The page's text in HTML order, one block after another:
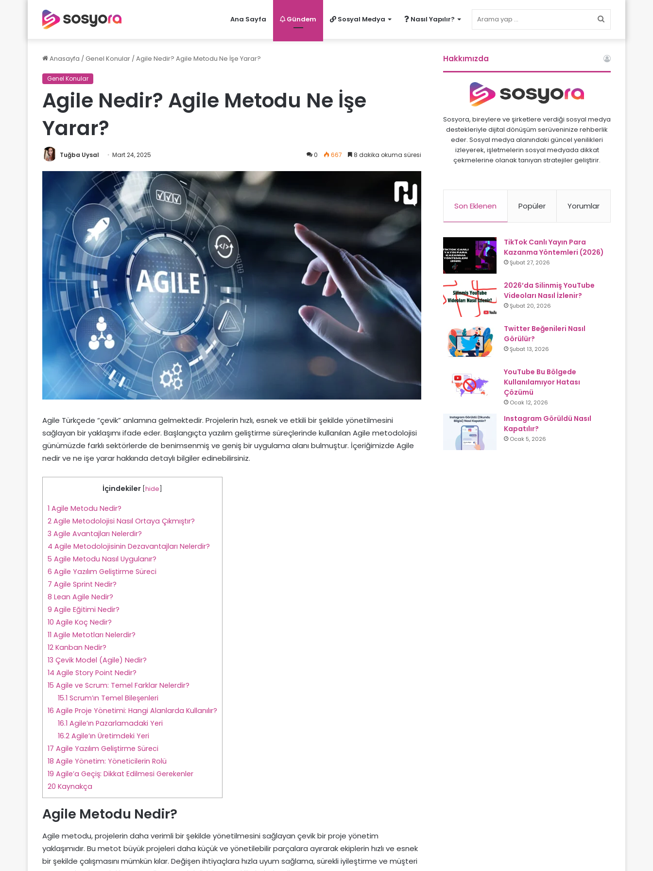
Ana Sayfa Gündem Sosyal Medya Nasıl Yapılır?
yap
Anasayfa /Genel Konular /Agile Nedir? Agile Metodu Ne İşe Yarar?
Genel Konular
Agile Nedir? Agile Metodu Ne İşe
Yarar?
Tuğba Uysal Mart 24, 2025 0 667 8 dakika okuma süresi
Agile Türkçede “çevik” anlamına gelmektedir. Projelerin hızlı, esnek ve etkili bir şekilde yönetilmesini
sağlayan bir yaklaşımı ifade eder. Başlangıçta yazılım geliştirme süreçlerinde kullanılan Agile metodolojisi
günümüzde farklı sektörlerde de benimsenmiş ve geniş bir uygulama alanı bulmuştur. İçeriğimizde Agile
nedir ve ne işe yarar hakkında detaylı bilgiler edinebilirsiniz.
İçindekiler hide
1 Agile Metodu Nedir?
2 Agile Metodolojisi Nasıl Ortaya Çıkmıştır?
3 Agile Avantajları Nelerdir?
4 Agile Metodolojisinin Dezavantajları Nelerdir?
5 Agile Metodu Nasıl Uygulanır?
6 Agile Yazılım Geliştirme Süreci
7 Agile Sprint Nedir?
8 Lean Agile Nedir?
9 Agile Eğitimi Nedir?
10 Agile Koç Nedir?
11 Agile Metotları Nelerdir?
12 Kanban Nedir?
13 Çevik Model (Agile) Nedir?
14 Agile Story Point Nedir?
15 Agile ve Scrum: Temel Farklar Nelerdir?
15.1 Scrum’ın Temel Bileşenleri
16 Agile Proje Yönetimi: Hangi Alanlarda Kullanılır?
16.1 Agile’ın Pazarlamadaki Yeri
16.2 Agile’ın Üretimdeki Yeri
17 Agile Yazılım Geliştirme Süreci
18 Agile Yönetim: Yöneticilerin Rolü
19 Agile’a Geçiş: Dikkat Edilmesi Gerekenler
20 Kaynakça
Agile Metodu Nedir?
Agile metodu, projelerin daha verimli bir şekilde yönetilmesini sağlayan çevik bir proje yönetim
yaklaşımıdır. Bu metot büyük projeleri daha küçük ve yönetilebilir parçalara ayırarak ekiplerin hızlı ve esnek
bir şekilde çalışmasını mümkün kılar. Değişen ihtiyaçlara hızla uyum sağlama, sürekli iyileştirme ve müşteri
Hakkımızda
Sosyora, bireylere ve şirketlere verdiği sosyal medya
destekleriyle dijital dönüşüm serüveninize rehberlik
eder. Sosyal medya alanındaki güncel yenilikleri
izleyerek, işletmelerin sosyal medyada dikkat
çekmelerine olanak tanıyan stratejiler geliştirir.
Son Eklenen Popüler Yorumlar
TikTok Canlı Yayın Para
Kazanma Yöntemleri (2026)
Şubat 27, 2026
2026’da Silinmiş YouTube
Videoları Nasıl İzlenir?
Şubat 20, 2026
Twitter Beğenileri Nasıl
Görülür?
Şubat 13, 2026
YouTube Bu Bölgede
Kullanılamıyor Hatası
Çözümü
Ocak 12, 2026
Instagram Görüldü Nasıl
Kapatılır?
Ocak 5, 2026